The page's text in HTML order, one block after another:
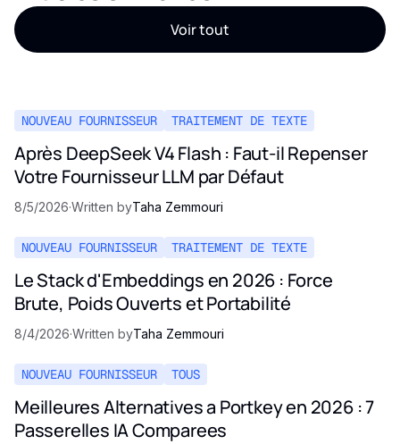
Voir tout
NOUVEAU FOURNISSEUR TRAITEMENT DE TEXTE
Après DeepSeek V4 Flash : Faut-il Repenser
Votre Fournisseur LLM par Défaut
8/5/2026·Written byTaha Zemmouri
NOUVEAU FOURNISSEUR TRAITEMENT DE TEXTE
Le Stack d'Embeddings en 2026 : Force
Brute, Poids Ouverts et Portabilité
8/4/2026·Written byTaha Zemmouri
NOUVEAU FOURNISSEUR TOUS
Meilleures Alternatives a Portkey en 2026 : 7
Passerelles IA Comparees